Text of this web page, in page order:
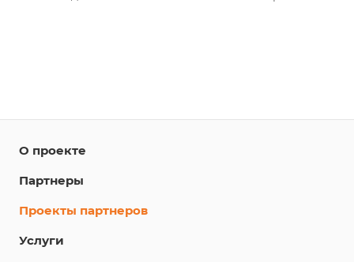
О проекте
Партнеры
Проекты партнеров
Услуги